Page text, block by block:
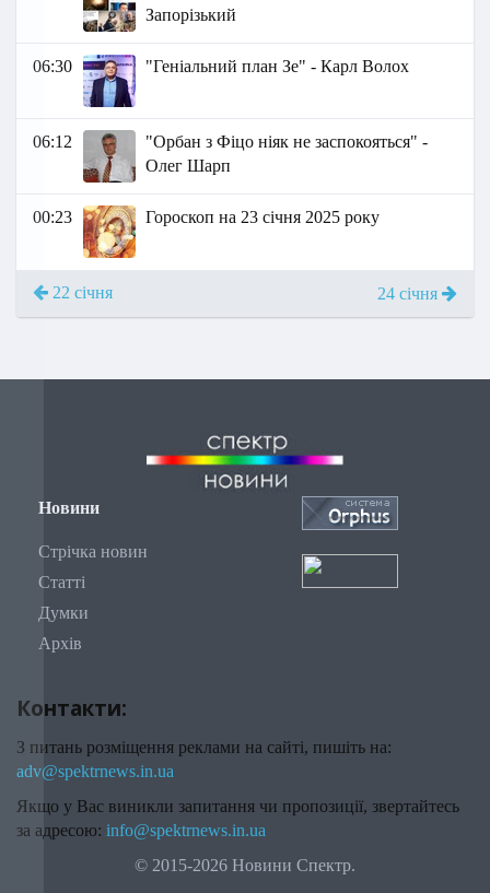
Запорізький
06:30 "Геніальний план Зе" - Карл Волох
06:12
"Орбан з Фіцо ніяк не заспокояться" -
Олег Шарп
00:23 Гороскоп на 23 січня 2025 року
22 січня 24 січня
Новини
Стрічка новин
Статті
Думки
Архів
Контакти:
З питань розміщення реклами на сайті, пишіть на:
adv@spektrnews.in.ua
Якщо у Вас виникли запитання чи пропозиції, звертайтесь
за адресою: info@spektrnews.in.ua
© 2015-2026 Новини Спектр.